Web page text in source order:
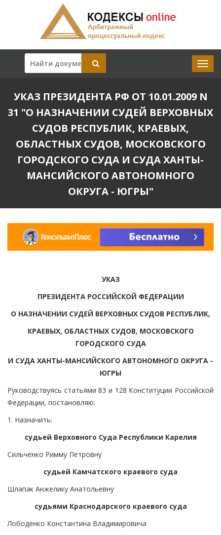
УКАЗ ПРЕЗИДЕНТА РФ ОТ 10.01.2009 N
31 "О НАЗНАЧЕНИИ СУДЕЙ ВЕРХОВНЫХ
СУДОВ РЕСПУБЛИК, КРАЕВЫХ,
ОБЛАСТНЫХ СУДОВ, МОСКОВСКОГО
ГОРОДСКОГО СУДА И СУДА ХАНТЫ-
МАНСИЙСКОГО АВТОНОМНОГО
ОКРУГА - ЮГРЫ"
УКАЗ
ПРЕЗИДЕНТА РОССИЙСКОЙ ФЕДЕРАЦИИ
О НАЗНАЧЕНИИ СУДЕЙ ВЕРХОВНЫХ СУДОВ РЕСПУБЛИК,
КРАЕВЫХ, ОБЛАСТНЫХ СУДОВ, МОСКОВСКОГО
ГОРОДСКОГО СУДА
И СУДА ХАНТЫ-МАНСИЙСКОГО АВТОНОМНОГО ОКРУГА -
ЮГРЫ
Руководствуясь статьями 83 и 128 Конституции Российской
Федерации, постановляю:
1. Назначить:
судьей Верховного Суда Республики Карелия
Сильченко Римму Петровну
судьей Камчатского краевого суда
Шлапак Анжелику Анатольевну
судьями Краснодарского краевого суда
Лободенко Константина Владимировича